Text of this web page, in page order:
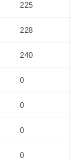
225
228
240
0
0
0
0